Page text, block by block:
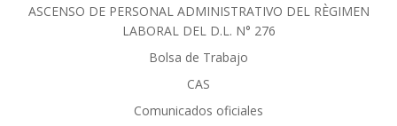
ASCENSO DE PERSONAL ADMINISTRATIVO DEL RÈGIMEN
LABORAL DEL D.L. N° 276
Bolsa de Trabajo
CAS
Comunicados oficiales